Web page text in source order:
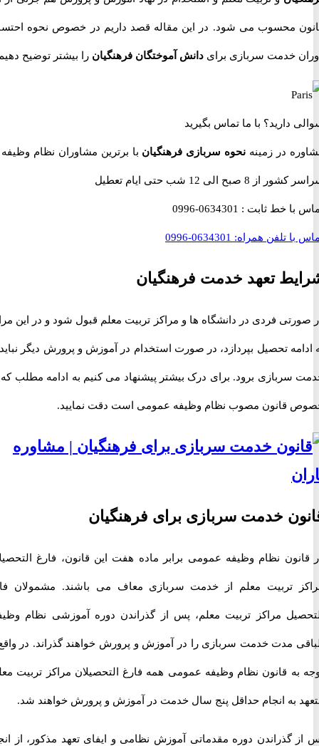
محسوب می شود. در این مقاله قصد داریم در خصوص نحوه احتساب
خدمت سربازی برای دانش آموختگان فرهنگیانرا بیشتر توضیح دهیم.
دارید؟ با ما تماس بگیرید
در زمینهنحوه سربازی فرهنگیانبا برترین مشاوران نظام وظیفه در
صبح الی 12 شب حتی ایام تعطیل
با خط ثابت :0634301-0996
تلفن همراه:0634301-0996
تعهد خدمت فرهنگیان
فردی در دانشگاه ها و مراکز تربیت معلم قبول شود و در این مراکز
تحصیل بپردازد، در صورت استخدام در آموزش و پرورش دیگر نباید به
برود. برای درک بیشتر پیشنهاد می کنیم به ادامه مطلب که در
قانون مصوب نظام وظیفه عمومی است دقت نمایید.
خدمت سربازی برای فرهنگیان
نظام وظیفه عمومی برابر ماده هفت این قانون، فارغ التحصیلان
تربیت معلم از خدمت سربازی معاف می باشند. مشمولان فارغ
مراکز تربیت معلم، پس از گذراندن دوره آموزشی نظام وظیفه،
مدت خدمت سربازی را در آموزش و پرورش خواهند گذراند. در واقع با
قانون نظام وظیفه عمومی همه فارغ التحصیلان مراکز تربیت معلم،
به انجام حداقل پنج سال خدمت در آموزش و پرورش خواهند شد.
گذراندن دوره مقدماتی آموزش نظامی و ایفای تعهد مذکور، از انجام